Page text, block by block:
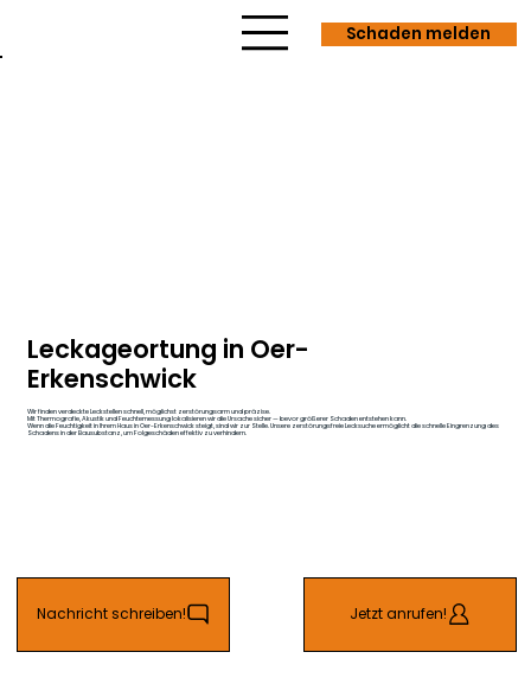
Schaden melden
Leckageortung in Oer-
Erkenschwick
Wir finden verdeckte Leckstellen schnell, möglichst zerstörungsarm und präzise.
Mit Thermografie, Akustik und Feuchtemessung lokalisieren wir die Ursache sicher — bevor größerer Schaden entstehen kann.
Wenn die Feuchtigkeit in Ihrem Haus in Oer-Erkenschwick steigt, sind wir zur Stelle. Unsere zerstörungsfreie Lecksuche ermöglicht die schnelle Eingrenzung des
Schadens in der Bausubstanz, um Folgeschäden effektiv zu verhindern.
Jetzt anrufen!
Nachricht schreiben!